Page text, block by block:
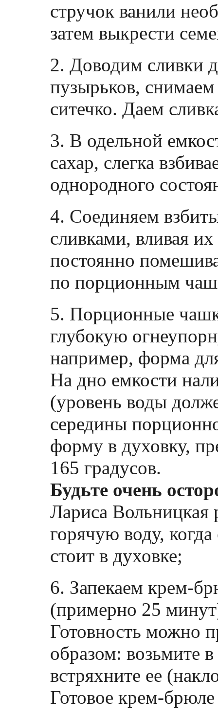
стручок ванили
затем выкрести
2. Доводим сливки
пузырьков,
ситечко. Даем
3. В одельной
сахар, слегка
однородного
4. Соединяем
сливками, вливая
постоянно
по порционным
5. Порционные
глубокую
например, форма
На дно емкости
(уровень воды
середины
форму в духовку,
165 градусов.
Будьте очень
Лариса Вольницкая
горячую воду,
стоит в духовке;
6. Запекаем крем-
(примерно 25
Готовность можно
образом: возьмите
встряхните ее
Готовое крем-брюле